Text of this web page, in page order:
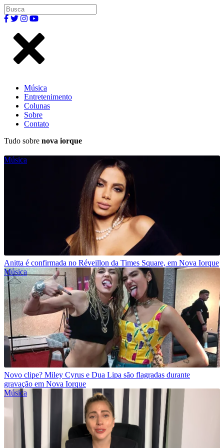
Música
Entretenimento
Colunas
Sobre
Contato
Tudo sobre nova iorque
Música
Anitta é confirmada no Réveillon da Times Square, em Nova Iorque
Música
Novo clipe? Miley Cyrus e Dua Lipa são flagradas durante
gravação em Nova Iorque
Música